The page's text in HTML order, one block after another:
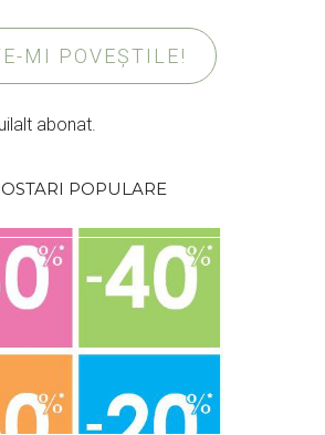
MI POVEȘTILE!
abonat.
POPULARE